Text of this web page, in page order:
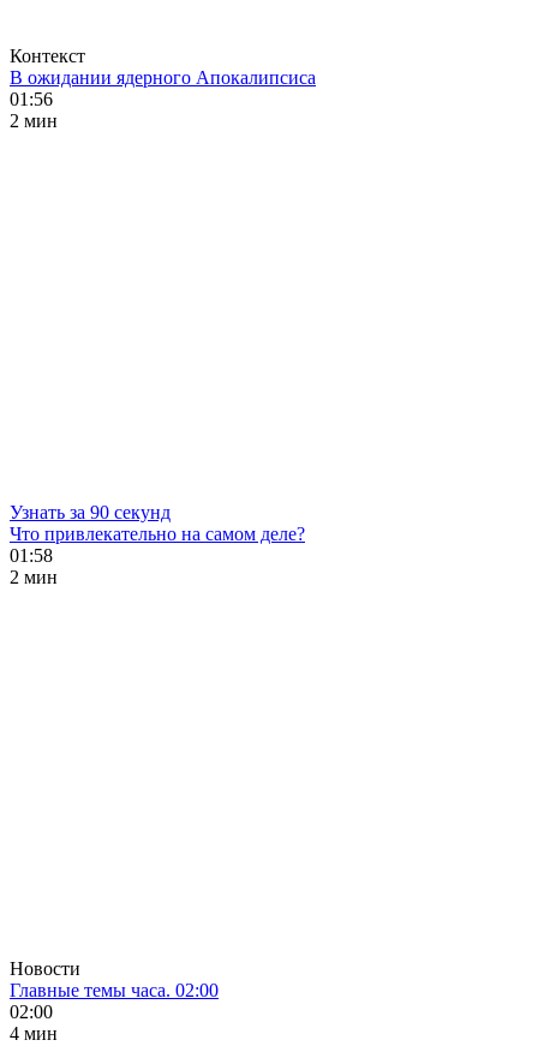
Контекст
В ожидании ядерного Апокалипсиса
01:56
2 мин
Узнать за 90 секунд
Что привлекательно на самом деле?
01:58
2 мин
Новости
Главные темы часа. 02:00
02:00
4 мин